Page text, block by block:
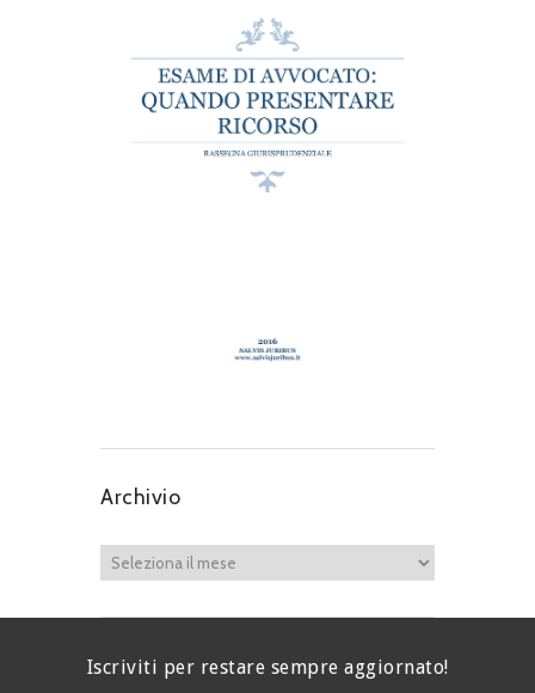
Archivio
Iscriviti per restare sempre aggiornato!